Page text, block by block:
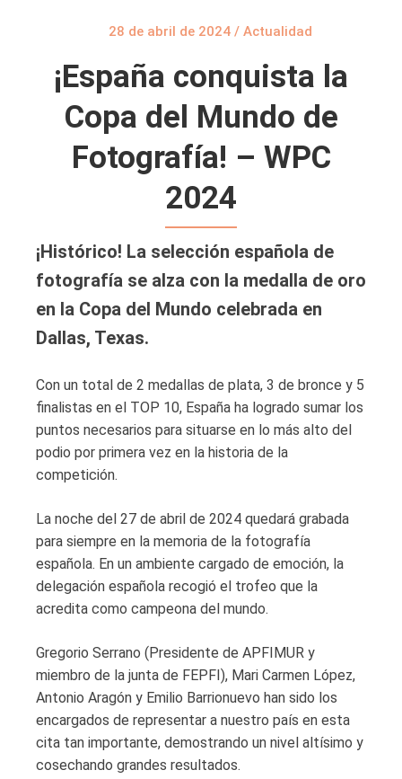
28 de abril de 2024/ Actualidad
¡España conquista la
Copa del Mundo de
Fotografía! – WPC
2024
¡Histórico! La selección española de
fotografía se alza con la medalla de oro
en la Copa del Mundo celebrada en
Dallas, Texas.
Con un total de 2 medallas de plata, 3 de bronce y 5
finalistas en el TOP 10, España ha logrado sumar los
puntos necesarios para situarse en lo más alto del
podio por primera vez en la historia de la
competición.
La noche del 27 de abril de 2024 quedará grabada
para siempre en la memoria de la fotografía
española. En un ambiente cargado de emoción, la
delegación española recogió el trofeo que la
acredita como campeona del mundo.
Gregorio Serrano (Presidente de APFIMUR y
miembro de la junta de FEPFI), Mari Carmen López,
Antonio Aragón y Emilio Barrionuevo han sido los
encargados de representar a nuestro país en esta
cita tan importante, demostrando un nivel altísimo y
cosechando grandes resultados.